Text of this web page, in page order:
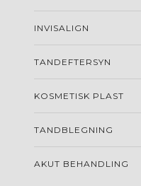
INVISALIGN
TANDEFTERSYN
KOSMETISK PLAST
TANDBLEGNING
AKUT BEHANDLING